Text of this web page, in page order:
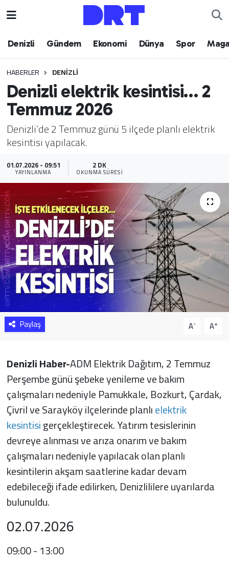
Denizli Gündem Ekonomi Dünya Spor
HABERLER DENIZLI
Denizli elektrik kesintisi… 2
Temmuz 2026
Denizli’de 2 Temmuz günü 5 ilçede planlı elektrik
kesintisi yapılacak.
01.07.2026 - 09:51
YAYINLANMA
2 DK
OKUNMA SÜRESI
Paylaş A- A+
Denizli Haber-ADM Elektrik Dağıtım, 2 Temmuz
Perşembe günü şebeke yenileme ve bakım
çalışmaları nedeniyle Pamukkale, Bozkurt, Çardak,
Çivril ve Sarayköy ilçelerinde planlıelektrik
kesintisigerçekleştirecek. Yatırım tesislerinin
devreye alınması ve arıza onarım ve bakım
çalışmaları nedeniyle yapılacak olan planlı
kesintilerin akşam saatlerine kadar devam
edebileceği ifade edilirken, Denizlililere uyarılarda
bulunuldu.
02.07.2026
09:00 - 13:00
Denizli
Ekonomi
Dünya
Spor
Magazin
Teknoloji
Yaşam
Sağlık
Yazarlar
Resmi İlan
Resmi Reklam
Hava Durumu
Trafik Durumu
Puan Durumu ve Fikstür
Tüm Manşetler
Son Dakika Haberleri
Haber Arşivi